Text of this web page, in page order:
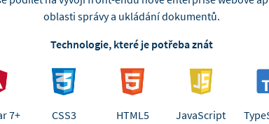
oblasti správy a ukládání dokumentů.
Technologie, které je potřeba znát
7+ CSS3 HTML5 JavaScript